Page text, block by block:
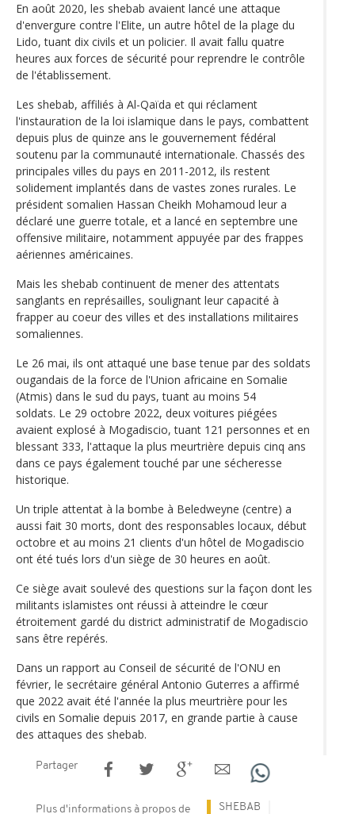
En août 2020, les shebab avaient lancé une attaque
d'envergure contre l'Elite, un autre hôtel de la plage du
Lido, tuant dix civils et un policier. Il avait fallu quatre
heures aux forces de sécurité pour reprendre le contrôle
de l'établissement.
Les shebab, affiliés à Al-Qaïda et qui réclament
l'instauration de la loi islamique dans le pays, combattent
depuis plus de quinze ans le gouvernement fédéral
soutenu par la communauté internationale. Chassés des
principales villes du pays en 2011-2012, ils restent
solidement implantés dans de vastes zones rurales. Le
président somalien Hassan Cheikh Mohamoud leur a
déclaré une guerre totale, et a lancé en septembre une
offensive militaire, notamment appuyée par des frappes
aériennes américaines.
Mais les shebab continuent de mener des attentats
sanglants en représailles, soulignant leur capacité à
frapper au coeur des villes et des installations militaires
somaliennes.
Le 26 mai, ils ont attaqué une base tenue par des soldats
ougandais de la force de l'Union africaine en Somalie
(Atmis) dans le sud du pays, tuant au moins 54
soldats. Le 29 octobre 2022, deux voitures piégées
avaient explosé à Mogadiscio, tuant 121 personnes et en
blessant 333, l'attaque la plus meurtrière depuis cinq ans
dans ce pays également touché par une sécheresse
historique.
Un triple attentat à la bombe à Beledweyne (centre) a
aussi fait 30 morts, dont des responsables locaux, début
octobre et au moins 21 clients d'un hôtel de Mogadiscio
ont été tués lors d'un siège de 30 heures en août.
Ce siège avait soulevé des questions sur la façon dont les
militants islamistes ont réussi à atteindre le cœur
étroitement gardé du district administratif de Mogadiscio
sans être repérés.
Dans un rapport au Conseil de sécurité de l'ONU en
février, le secrétaire général Antonio Guterres a affirmé
que 2022 avait été l'année la plus meurtrière pour les
civils en Somalie depuis 2017, en grande partie à cause
des attaques des shebab.
Partager
Plus d'informations à propos de SHEBAB